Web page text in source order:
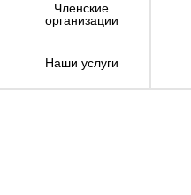
Членские
организации
Наши услуги